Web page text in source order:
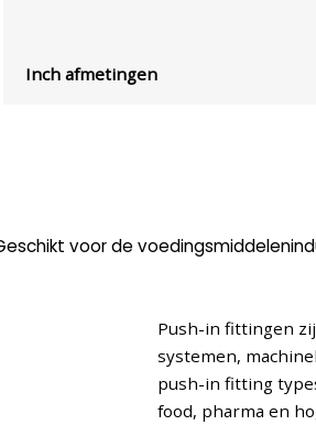
Inch afmetingen
voor de
Push-in fittingen
systemen,
push-in fitting
food, pharma en